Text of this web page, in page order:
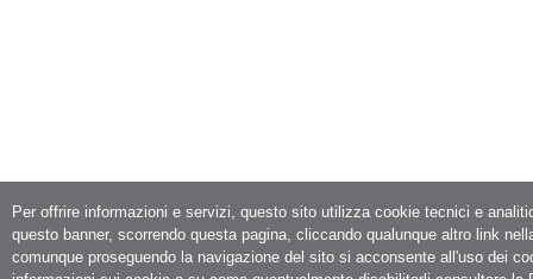
Per offrire informazioni e servizi, questo sito utilizza cookie tecnici e
questo banner, scorrendo questa pagina, cliccando qualunque altro link
comunque proseguendo la navigazione del sito si acconsente all'uso dei